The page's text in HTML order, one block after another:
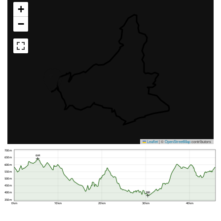
+
−
Leaflet|©OpenStreetMapcontributors
0 km 10 km 20 km 30 km 40 km
350 m
400 m
450 m
500 m
550 m
600 m
650 m
700 m
380
644